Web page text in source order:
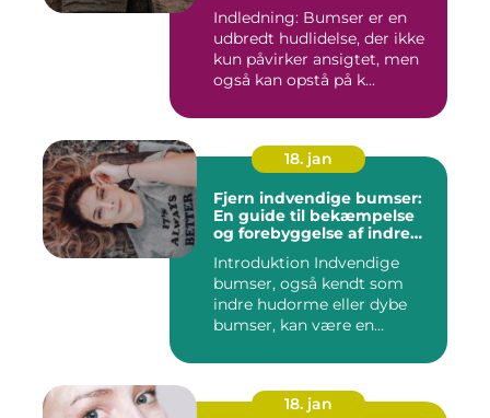
Indledning: Bumser er en
udbredt hudlidelse, der ikke
kun påvirker ansigtet, men
også kan opstå på k...
18. jan
Fjern indvendige bumser:
En guide til bekæmpelse
og forebyggelse af indre
Introduktion Indvendige
bumser, også kendt som
indre hudorme eller dybe
bumser, kan være en
18. jan